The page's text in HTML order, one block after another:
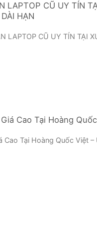
LAPTOP CŨ UY TÍN
HẠN
LAPTOP CŨ UY TÍN TẠI
Cao Tại Hoàng
Cao Tại Hoàng Quốc Việt –